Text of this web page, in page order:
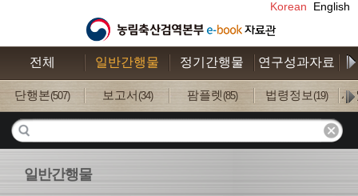
Korean English
전체 일반간행물 정기간행물 연구성과자료
단행본(507) 보고서 (34) 팜플렛 (85) 법령정보(19) 사
일반간행물